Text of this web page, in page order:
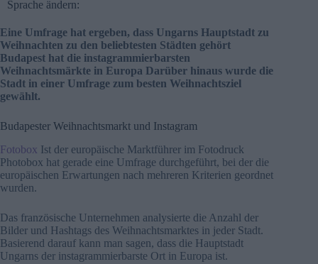
Sprache ändern:
Eine Umfrage hat ergeben, dass Ungarns Hauptstadt zu
Weihnachten zu den beliebtesten Städten gehört
Budapest hat die instagrammierbarsten
Weihnachtsmärkte in Europa Darüber hinaus wurde die
Stadt in einer Umfrage zum besten Weihnachtsziel
gewählt.
Budapester Weihnachtsmarkt und Instagram
Fotobox Ist der europäische Marktführer im Fotodruck
Photobox hat gerade eine Umfrage durchgeführt, bei der die
europäischen Erwartungen nach mehreren Kriterien geordnet
wurden.
Das französische Unternehmen analysierte die Anzahl der
Bilder und Hashtags des Weihnachtsmarktes in jeder Stadt.
Basierend darauf kann man sagen, dass die Hauptstadt
Ungarns der instagrammierbarste Ort in Europa ist.